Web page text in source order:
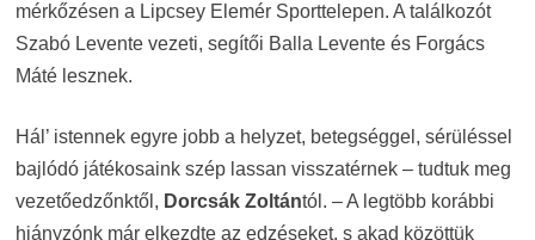
mérkőzésen a Lipcsey Elemér Sporttelepen. A találkozót
Szabó Levente vezeti, segítői Balla Levente és Forgács
Máté lesznek.
Hál’ istennek egyre jobb a helyzet, betegséggel, sérüléssel
bajlódó játékosaink szép lassan visszatérnek – tudtuk meg
vezetőedzőnktől, Dorcsák Zoltántól. – A legtöbb korábbi
hiányzónk már elkezdte az edzéseket, s akad közöttük